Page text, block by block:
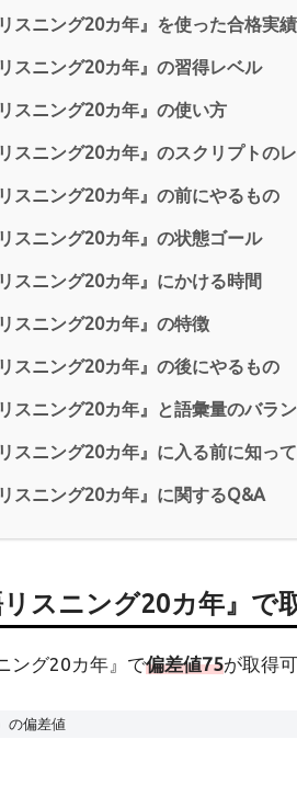
スニング20カ年』を使った合格実績
スニング20カ年』の習得レベル
スニング20カ年』の使い方
スニング20カ年』のスクリプトの
スニング20カ年』の前にやるもの
スニング20カ年』の状態ゴール
スニング20カ年』にかける時間
スニング20カ年』の特徴
スニング20カ年』の後にやるもの
スニング20カ年』と語彙量のバラ
スニング20カ年』に入る前に知っ
スニング20カ年』に関するQ&A
リスニング20カ年』で
ング20カ年』で偏差値75が取得
の偏差値